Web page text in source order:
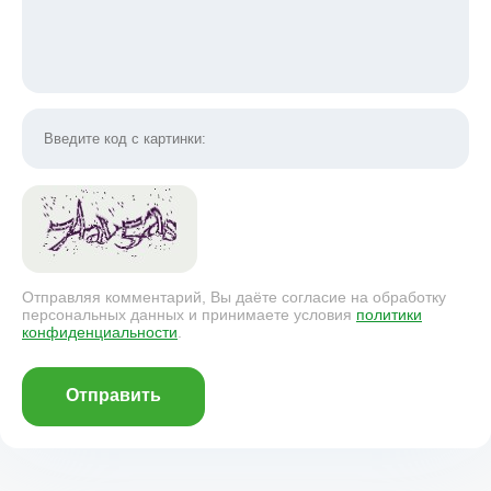
Отправляя комментарий, Вы даёте согласие на обработку
персональных данных и принимаете условия политики
конфиденциальности.
Отправить